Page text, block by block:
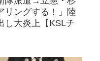
リングする！」陸
し大炎上【KSLチ